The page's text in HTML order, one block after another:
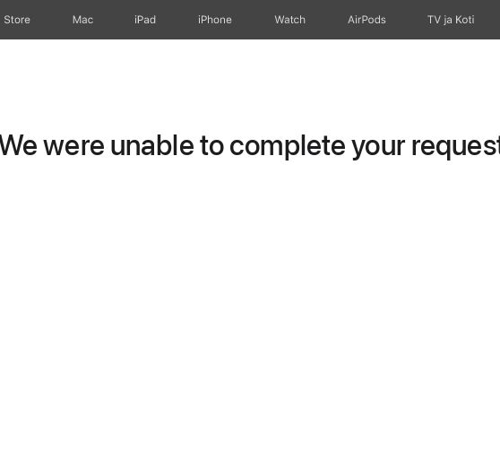
Store Mac iPad iPhone Watch AirPods TV ja Koti
were unable to complete your